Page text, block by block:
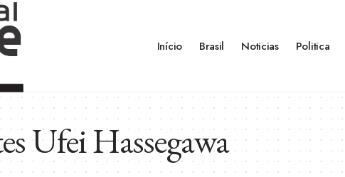
Início Brasil Noticias Politica
Ufei Hassegawa